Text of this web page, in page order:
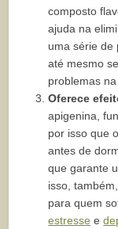
composto
ajuda na
uma série de
até mesmo
problemas
Oferece
apigenina,
por isso que
antes de
que garante
isso,
para quem
estresse e